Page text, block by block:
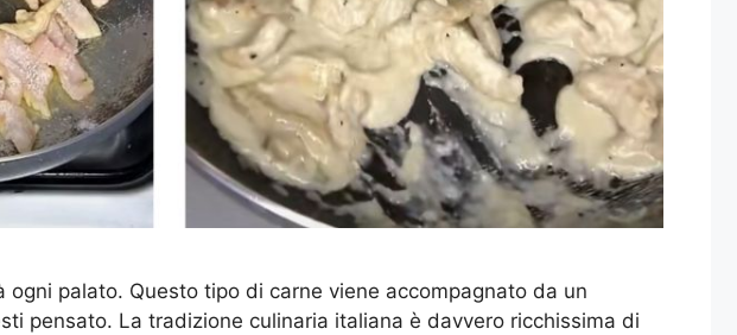
palato. Questo tipo di carne viene accompagnato da un
pensato. La tradizione culinaria italiana è davvero ricchissima di